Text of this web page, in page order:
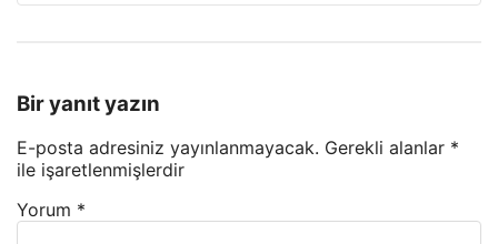
Bir yanıt yazın
E-posta adresiniz yayınlanmayacak. Gerekli alanlar *
ile işaretlenmişlerdir
Yorum *